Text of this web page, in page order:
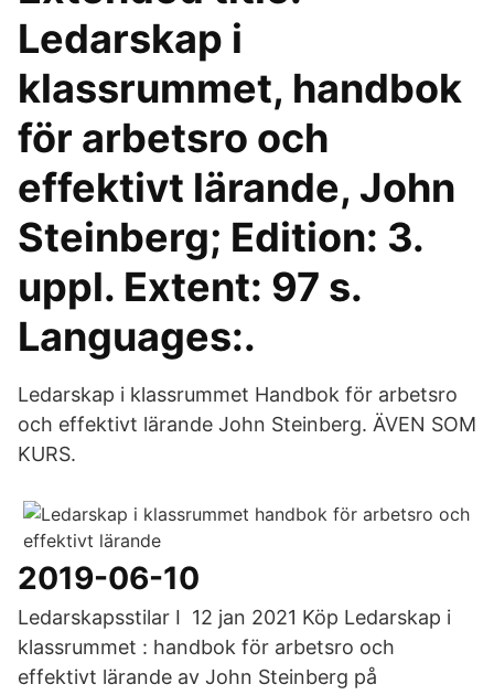
Ledarskap i
klassrummet, handbok
för arbetsro och
effektivt lärande, John
Steinberg; Edition: 3.
uppl. Extent: 97 s.
Languages:.
Ledarskap i klassrummet Handbok för arbetsro
och effektivt lärande John Steinberg. ÄVEN SOM
KURS.
2019-06-10
Ledarskapsstilar I 12 jan 2021 Köp Ledarskap i
klassrummet : handbok för arbetsro och
effektivt lärande av John Steinberg på